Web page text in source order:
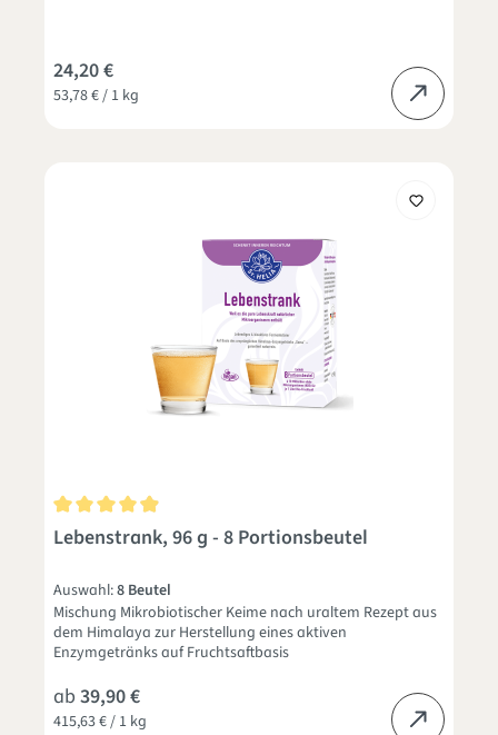
53,78 € / 1 kg
24,20 €
Durchschnittliche Bewertung von 4.8 von 5 Sternen
Lebenstrank, 96 g - 8 Portionsbeutel
Auswahl:8 Beutel
Mischung Mikrobiotischer Keime nach uraltem Rezept aus
dem Himalaya zur Herstellung eines aktiven
Enzymgetränks auf Fruchtsaftbasis
415,63 € / 1 kg
ab 39,90 €